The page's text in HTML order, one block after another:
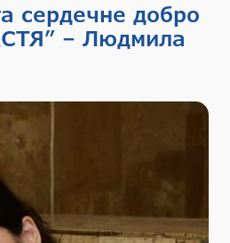
сердечне добро
– Людмила